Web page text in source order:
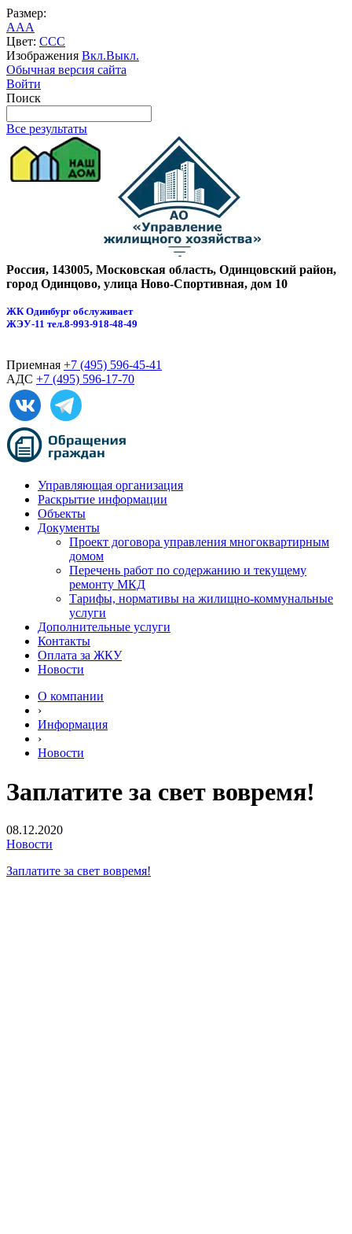
Размер:
AAA
Цвет: CCC
Изображения Вкл.Выкл.
Обычная версия сайта
Войти
Поиск
Все результаты
Россия, 143005, Московская область, Одинцовский район,
город Одинцово, улица Ново-Спортивная, дом 10
ЖК Одинбург обслуживает
ЖЭУ-11 тел.8-993-918-48-49
Приемная +7 (495) 596-45-41
АДС +7 (495) 596-17-70
Управляющая организация
Раскрытие информации
Объекты
Документы
Проект договора управления многоквартирным
домом
Перечень работ по содержанию и текущему
ремонту МКД
Тарифы, нормативы на жилищно-коммунальные
услуги
Дополнительные услуги
Контакты
Оплата за ЖКУ
Новости
О компании
›
Информация
›
Новости
Заплатите за свет вовремя!
08.12.2020
Новости
Заплатите за свет вовремя!